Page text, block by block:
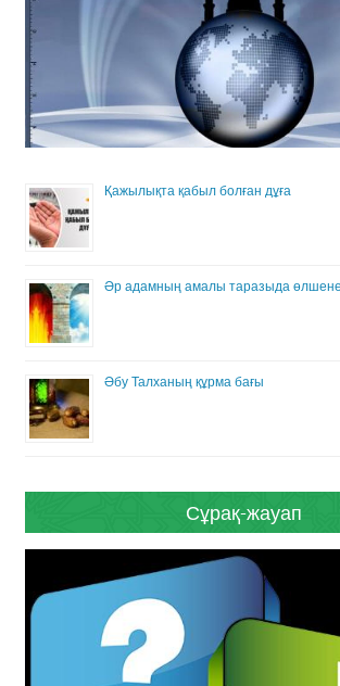
Қажылықта қабыл болған дұға
Әр адамның амалы таразыда
Әбу Талханың құрма бағы
Сұрақ-жауап